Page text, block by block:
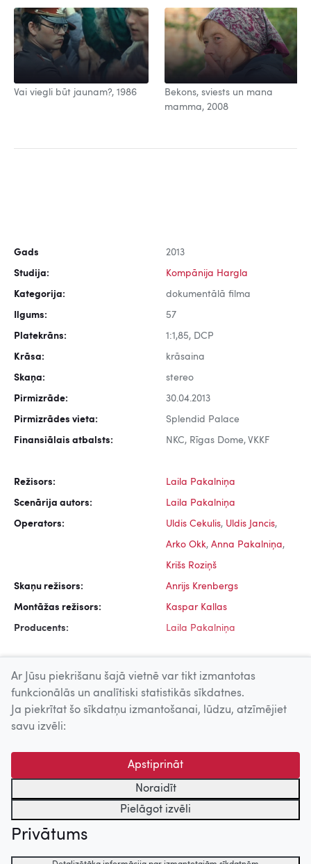
Vai viegli būt jaunam?, 1986
Bekons, sviests un mana
mamma, 2008
Gads 2013
Studija: Kompānija Hargla
Kategorija: dokumentālā filma
Ilgums: 57
Platekrāns: 1:1,85, DCP
Krāsa: krāsaina
Skaņa: stereo
Pirmizrāde: 30.04.2013
Pirmizrādes vieta: Splendid Palace
Finansiālais atbalsts: NKC, Rīgas Dome, VKKF
Režisors: Laila Pakalniņa
Scenārija autors: Laila Pakalniņa
Operators: Uldis Cekulis, Uldis Jancis,
Arko Okk, Anna Pakalniņa,
Krišs Roziņš
Skaņu režisors: Anrijs Krenbergs
Montāžas režisors: Kaspar Kallas
Producents: Laila Pakalniņa
Uz augšu
© 2026 Nacionālais Kino centrs, Kultūras informācijas sistēmu
centrs. Sadarbības partneris: Latvijas Valsts
kinofotofonodokumentu arhīvs.
Ar Jūsu piekrišanu šajā vietnē var tikt izmantotas
funkcionālās un analītiski statistikās sīkdatnes.
Ja piekrītat šo sīkdatņu izmantošanai, lūdzu, atzīmējiet
savu izvēli:
Apstiprināt
Noraidīt
Pielāgot izvēli
Privātums